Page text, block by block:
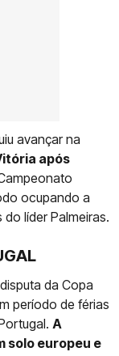
avançar na
após
ocupando a
líder Palmeiras.
da Copa
período de férias
A
solo europeu e